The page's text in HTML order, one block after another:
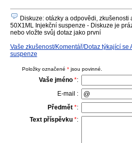
Diskuze: otázky a odpovědi, zkušenosti
50X1ML Injekční suspenze - Diskuze je
nebo vložte svůj dotaz jako první
Vaše zkušenost/Komentář/Dotaz týkající se
suspenze
Položky označené * jsou povinné.
Vaše jméno *:
E-mail :
Předmět *:
Text příspěvku *: